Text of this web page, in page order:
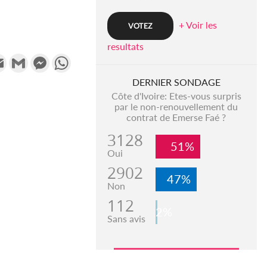
Email Gmail Messenger
+ Voir les
resultats
DERNIER SONDAGE
Côte d'Ivoire: Etes-vous surpris
par le non-renouvellement du
contrat de Emerse Faé ?
3128
Oui 51%
2902
Non 47%
112
Sans avis 2%